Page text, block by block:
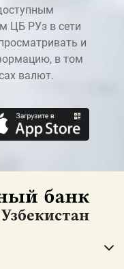
ЦБ РУз в сети
и
в том
валют.